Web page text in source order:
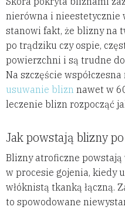
nierówna i nieestetycznie
stanowi fakt, że blizny na
po trądziku czy ospie,
powierzchni i są trudne
Na szczęście
usuwanie blizn nawet w
leczenie blizn rozpocząć
Jak powstają blizny
Blizny atroficzne powstają
w procesie gojenia, kiedy
włóknistą tkanką łączną.
to spowodowane